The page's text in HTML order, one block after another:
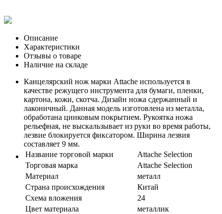
Описание
Характеристики
Отзывы о товаре
Наличие на складе
Канцелярский нож марки Attache используется в
качестве режущего инструмента для бумаги, пленки,
картона, кожи, скотча. Дизайн ножа сдержанный и
лаконичный. Данная модель изготовлена из металла,
обработана цинковым покрытием. Рукоятка ножа
рельефная, не выскальзывает из руки во время работы,
лезвие блокируется фиксатором. Ширина лезвия
составляет 9 мм.
Название торговой марки
Attache Selection
Торговая марка
Attache Selection
Материал
металл
Страна происхождения
Китай
Схема вложения
24
Цвет материала
металлик